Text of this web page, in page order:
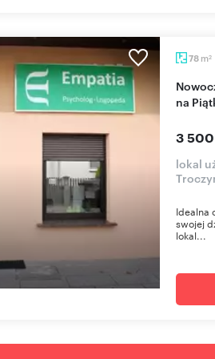
78 m2
Nowoczesny lokal 78 m2 z tarasem i parkingiem
na
3
lokal
Idealna
swojej
lokal...